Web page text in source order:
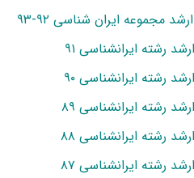
مجموعه ایران شناسی ۹۲-۹۳
رشته ایرانشناسی ۹۱
رشته ایرانشناسی ۹۰
رشته ایرانشناسی ۸۹
رشته ایرانشناسی ۸۸
رشته ایرانشناسی ۸۷